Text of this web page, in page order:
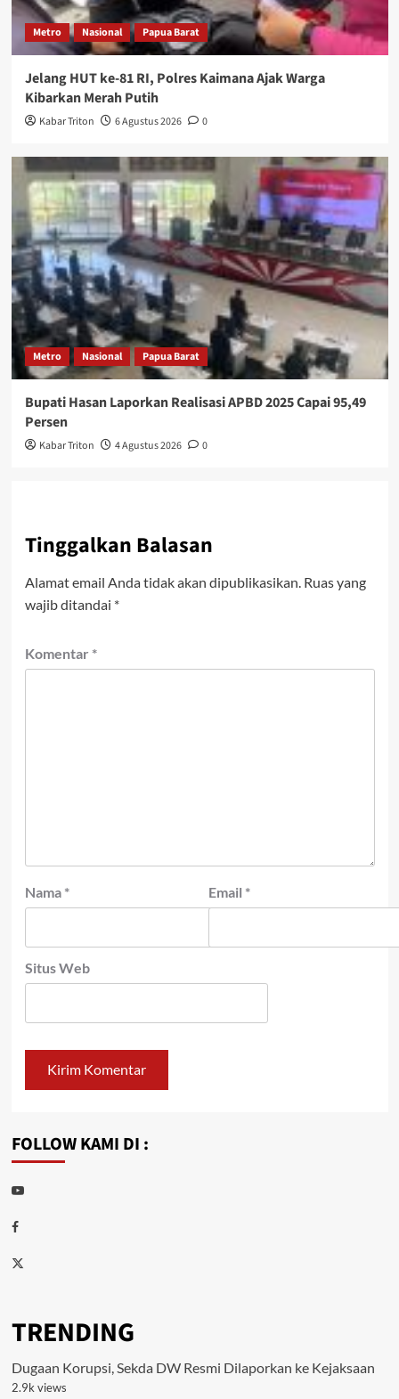
Metro Nasional Papua Barat
Jelang HUT ke-81 RI, Polres Kaimana Ajak Warga
Kibarkan Merah Putih
Kabar Triton 6 Agustus 2026 0
Metro Nasional Papua Barat
Bupati Hasan Laporkan Realisasi APBD 2025 Capai 95,49
Persen
Kabar Triton 4 Agustus 2026 0
Tinggalkan Balasan
Alamat email Anda tidak akan dipublikasikan. Ruas yang
wajib ditandai *
Komentar *
Nama * Email *
Situs Web
FOLLOW KAMI DI :
Youtube
Facebook
Twitter
TRENDING
Dugaan Korupsi, Sekda DW Resmi Dilaporkan ke Kejaksaan
2.9k views